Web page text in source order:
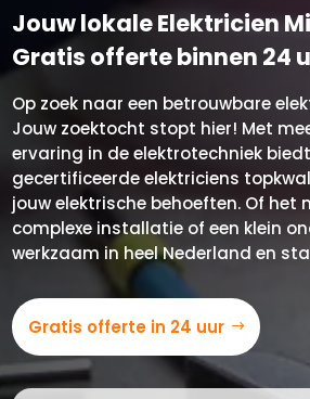
Jouw lokale Elektricien
Gratis offerte binnen 24
Op zoek naar een betrouwbare
Jouw zoektocht stopt hier! Met
ervaring in de elektrotechniek
gecertificeerde elektriciens
jouw elektrische behoeften. Of het
complexe installatie of een klein
werkzaam in heel Nederland en
Gratis offerte in 24 uur